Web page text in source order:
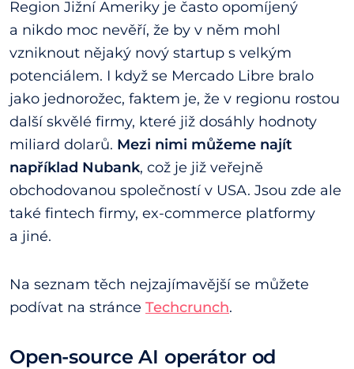
Region Jižní Ameriky je často opomíjený
a nikdo moc nevěří, že by v něm mohl
vzniknout nějaký nový startup s velkým
potenciálem. I když se Mercado Libre bralo
jako jednorožec, faktem je, že v regionu rostou
další skvělé firmy, které již dosáhly hodnoty
miliard dolarů. Mezi nimi můžeme najít
například Nubank, což je již veřejně
obchodovanou společností v USA. Jsou zde ale
také fintech firmy, ex-commerce platformy
a jiné.
Na seznam těch nejzajímavější se můžete
podívat na stránce Techcrunch.
Open-source AI operátor od